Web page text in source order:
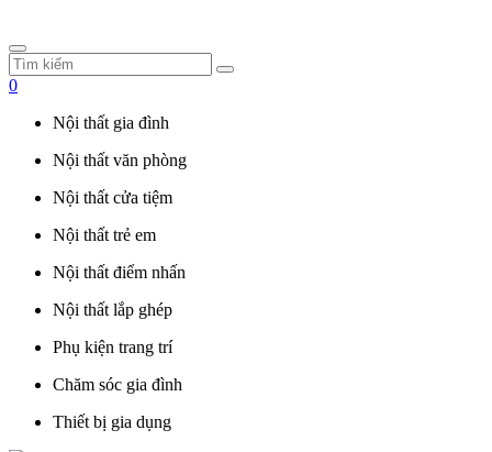
0
Nội thất gia đình
Nội thất văn phòng
Nội thất cửa tiệm
Nội thất trẻ em
Nội thất điểm nhấn
Nội thất lắp ghép
Phụ kiện trang trí
Chăm sóc gia đình
Thiết bị gia dụng